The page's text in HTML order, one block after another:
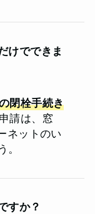
けでできま
閉栓手続き
申請は、窓
ネットのい
。
すか？